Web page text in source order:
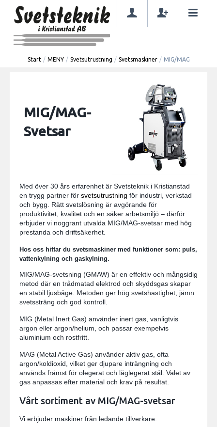
Start / MENY / Svetsutrustning / Svetsmaskiner / MIG/MAG
MIG/MAG-
Svetsar
Med över 30 års erfarenhet är Svetsteknik i Kristianstad
en trygg partner för svetsutrustning för industri, verkstad
och bygg. Rätt svetslösning är avgörande för
produktivitet, kvalitet och en säker arbetsmiljö – därför
erbjuder vi noggrant utvalda MIG/MAG-svetsar med hög
prestanda och driftsäkerhet.
Hos oss hittar du svetsmaskiner med funktioner som: puls,
vattenkylning och gaskylning.
MIG/MAG-svetsning (GMAW) är en effektiv och mångsidig
metod där en trådmatad elektrod och skyddsgas skapar
en stabil ljusbåge. Metoden ger hög svetshastighet, jämn
svetssträng och god kontroll.
MIG (Metal Inert Gas) använder inert gas, vanligtvis
argon eller argon/helium, och passar exempelvis
aluminium och rostfritt.
MAG (Metal Active Gas) använder aktiv gas, ofta
argon/koldioxid, vilket ger djupare inträngning och
används främst för olegerat och låglegerat stål. Valet av
gas anpassas efter material och krav på resultat.
Vårt sortiment av MIG/MAG-svetsar
Vi erbjuder maskiner från ledande tillverkare: